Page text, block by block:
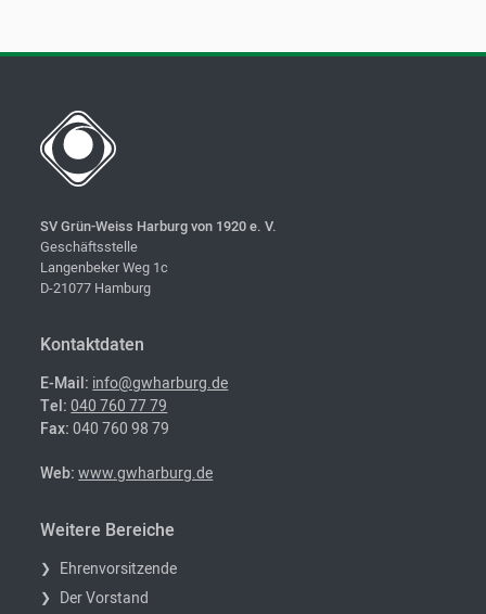
SV Grün-Weiss Harburg von 1920 e. V.
Geschäftsstelle
Langenbeker Weg 1c
D-21077 Hamburg
Kontaktdaten
E-Mail: info@gwharburg.de
Tel: 040 760 77 79
Fax:040 760 98 79
Web: www.gwharburg.de
Weitere Bereiche
Ehrenvorsitzende
Der Vorstand